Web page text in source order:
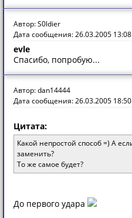
Автор: S0ldier
Дата сообщения: 26.03.2005 13:08
evle
Спасибо, попробую...
Автор: dan14444
Дата сообщения: 26.03.2005 18:50
Цитата:
Какой непростой способ =) А
заменить?
То же самое будет?
До первого удара